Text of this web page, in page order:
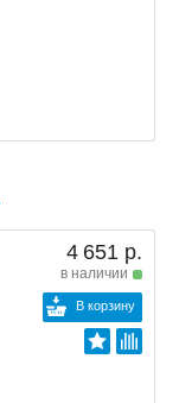
4 651 р.
в наличии
В корзину